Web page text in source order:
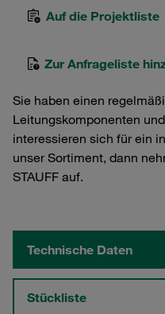
Auf die Projektliste
Zur Anfrageliste
Sie haben einen
Leitungskomponenten
interessieren sich für ein
unser Sortiment, dann
STAUFF auf.
Technische Daten
Stückliste